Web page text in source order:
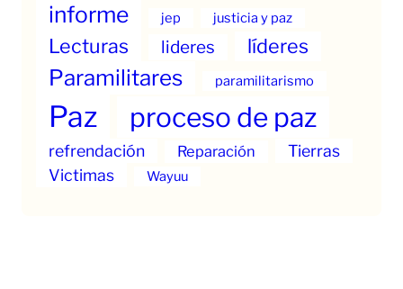
informe jep justicia y paz
Lecturas lideres líderes
Paramilitares paramilitarismo
Paz proceso de paz
refrendación Reparación
Tierras
Victimas
Wayuu